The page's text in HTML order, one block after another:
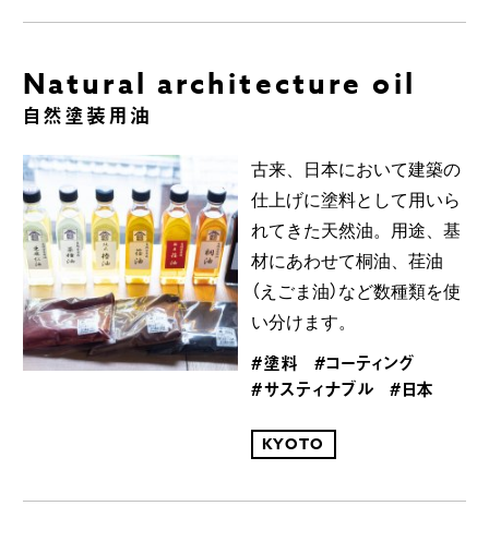
Natural architecture oil
自然塗装用油
古来、日本において建築の
仕上げに塗料として用いら
れてきた天然油。用途、基
材にあわせて桐油、荏油
（えごま油）など数種類を使
い分けます。
#塗料
#コーティング
#サスティナブル
#日本
KYOTO